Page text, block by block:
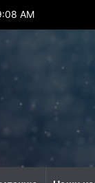
:10 AM